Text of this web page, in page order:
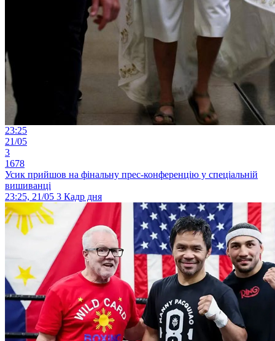
23:25
21/05
3
1678
Усик прийшов на фінальну прес-конференцію у спеціальній
вишиванці
23:25, 21/05 3 Кадр дня